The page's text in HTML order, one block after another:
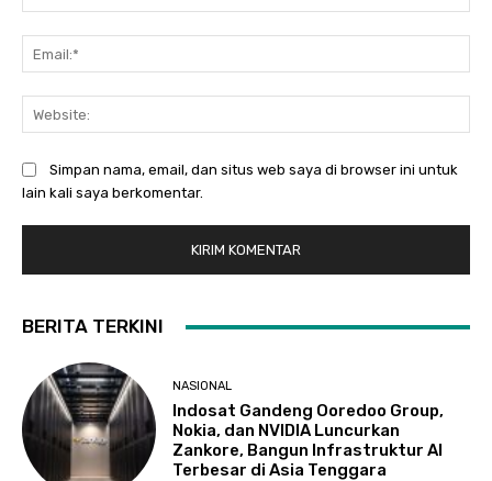
Simpan nama, email, dan situs web saya di browser ini untuk
lain kali saya berkomentar.
BERITA TERKINI
NASIONAL
Indosat Gandeng Ooredoo Group,
Nokia, dan NVIDIA Luncurkan
Zankore, Bangun Infrastruktur AI
Terbesar di Asia Tenggara